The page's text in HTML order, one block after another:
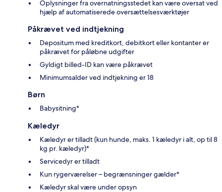
Oplysninger fra overnatningsstedet kan være oversat ved
hjælp af automatiserede oversættelsesværktøjer
Påkrævet ved indtjekning
Depositum med kreditkort, debitkort eller kontanter er
påkrævet for påløbne udgifter
Gyldigt billed-ID kan være påkrævet
Minimumsalder ved indtjekning er 18
Børn
Babysitning*
Kæledyr
Kæledyr er tilladt (kun hunde, maks. 1 kæledyr i alt, op til 8
kg pr. kæledyr)*
Servicedyr er tilladt
Kun rygerværelser – begrænsninger gælder*
Kæledyr skal være under opsyn